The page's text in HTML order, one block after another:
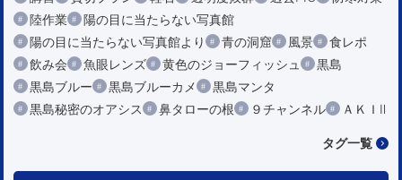
陸作業
陽の目に当たらない写真館
陽の目に当たらない写真館より
青の洞窟 風景
食レポ
飲み会
魚眼レンズ 黄色のジョーフィッシュ
黒島
黒島ブルー
黒島ブルーカメ
黒島マンタ
黒島秘密のオアシス
鼻タローの根 ９チャンネル ＡＫＩⅡ
タグ一覧